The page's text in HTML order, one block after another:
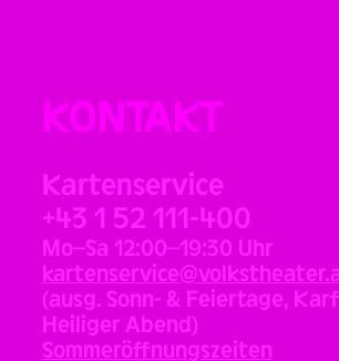
KONTAKT
Kartenservice
+43 1 52 111-400
Mo–Sa 12:00–19:30 Uhr
(ausg. Sonn- & Feiertage,
Heiliger Abend)
Sommeröffnungszeiten